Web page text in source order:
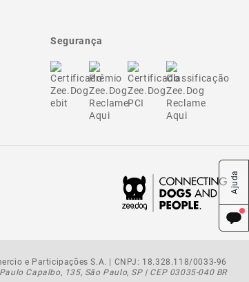
Segurança
e Participações S.A. | CNPJ: 18.328.118/0033-96
Capalbo, 135, São Paulo, SP | CEP 03035-040 BR
Ajuda